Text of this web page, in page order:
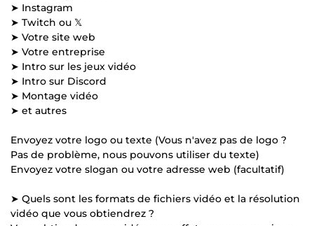
➤ Instagram
➤ Twitch ou 𝕏
➤ Votre site web
➤ Votre entreprise
➤ Intro sur les jeux vidéo
➤ Intro sur Discord
➤ Montage vidéo
➤ et autres
Envoyez votre logo ou texte (Vous n'avez pas de logo ?
Pas de problème, nous pouvons utiliser du texte)
Envoyez votre slogan ou votre adresse web (facultatif)
➤ Quels sont les formats de fichiers vidéo et la résolution
vidéo que vous obtiendrez ?